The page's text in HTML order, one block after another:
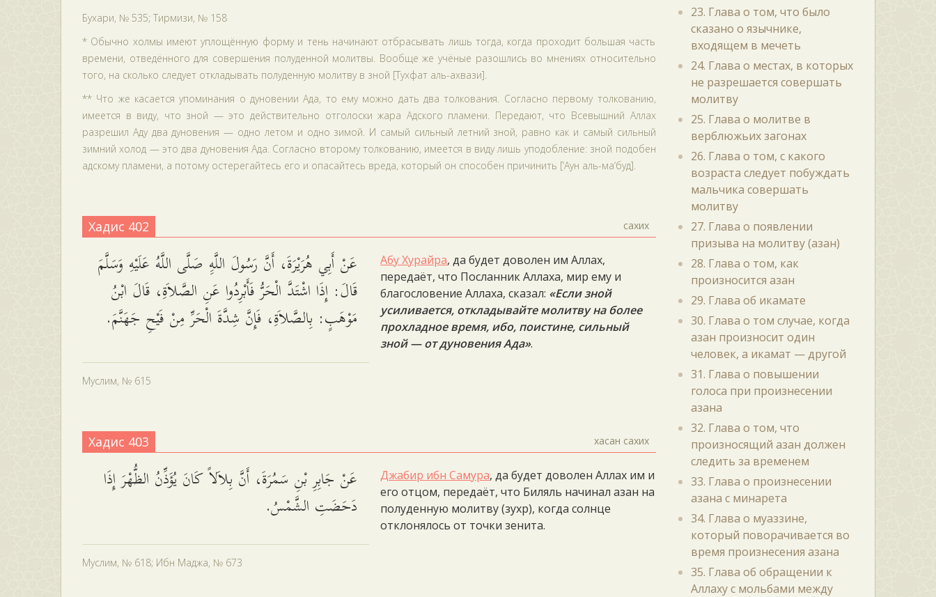
Бухари, № 535; Тирмизи, № 158
* Обычно холмы имеют уплощённую форму и тень начинают отбрасывать лишь тогда, когда проходит большая часть
времени, отведённого для совершения полуденной молитвы. Вообще же учёные разошлись во мнениях относительно
того, на сколько следует откладывать полуденную молитву в зной [Тухфат аль-ахвази].
** Что же касается упоминания о дуновении Ада, то ему можно дать два толкования. Согласно первому толкованию,
имеется в виду, что зной — это действительно отголоски жара Адского пламени. Передают, что Всевышний Аллах
разрешил Аду два дуновения — одно летом и одно зимой. И самый сильный летний зной, равно как и самый сильный
зимний холод — это два дуновения Ада. Согласно второму толкованию, имеется в виду лишь уподобление: зной подобен
адскому пламени, а потому остерегайтесь его и опасайтесь вреда, который он способен причинить [‘Аун аль-ма‘буд].
Хадис 402 сахих
عَنْ أَبِي هُرَيْرَةَ، أَنَّ رَسُولَ اللَّهِِ صَلَّى اللَّهُ عَلَيْهِ وَسَلَّمَ
قَالَ: إِذَا اشْتَدَّ الْحَرُّ فَأَبْرِدُوا عَنِ الصَّلاَةِ، قَالَ ابْنُ
مَوْهَبٍ: بِالصَّلاَةِ، فَإِنَّ شِدَّةَ الْحَرِّ مِنْ فَيْحِ جَهَنَّمَ.
Абу Хурайра, да будет доволен им Аллах,
передаёт, что Посланник Аллаха, мир ему и
благословение Аллаха, сказал: «Если зной
усиливается, откладывайте молитву на более
прохладное время, ибо, поистине, сильный
зной — от дуновения Ада».
Муслим, № 615
Хадис 403 хасан сахих
عَنْ جَابِرِ بْنِ سَمُرَةَ، أَنَّ بِلاَلاً كَانَ يُؤَذِّنُ الظُّهْرَ إِذَا
دَحَضَتِ الشَّمْسُ.
Джабир ибн Самура, да будет доволен Аллах им и
его отцом, передаёт, что Биляль начинал азан на
полуденную молитву (зухр), когда солнце
отклонялось от точки зенита.
Муслим, № 618; Ибн Маджа, № 673
23. Глава о том, что было
сказано о язычнике,
входящем в мечеть
24. Глава о местах, в которых
не разрешается совершать
молитву
25. Глава о молитве в
верблюжьих загонах
26. Глава о том, с какого
возраста следует побуждать
мальчика совершать
молитву
27. Глава о появлении
призыва на молитву (азан)
28. Глава о том, как
произносится азан
29. Глава об икамате
30. Глава о том случае, когда
азан произносит один
человек, а икамат — другой
31. Глава о повышении
голоса при произнесении
азана
32. Глава о том, что
произносящий азан должен
следить за временем
33. Глава о произнесении
азана с минарета
34. Глава о муаззине,
который поворачивается во
время произнесения азана
35. Глава об обращении к
Аллаху с мольбами между